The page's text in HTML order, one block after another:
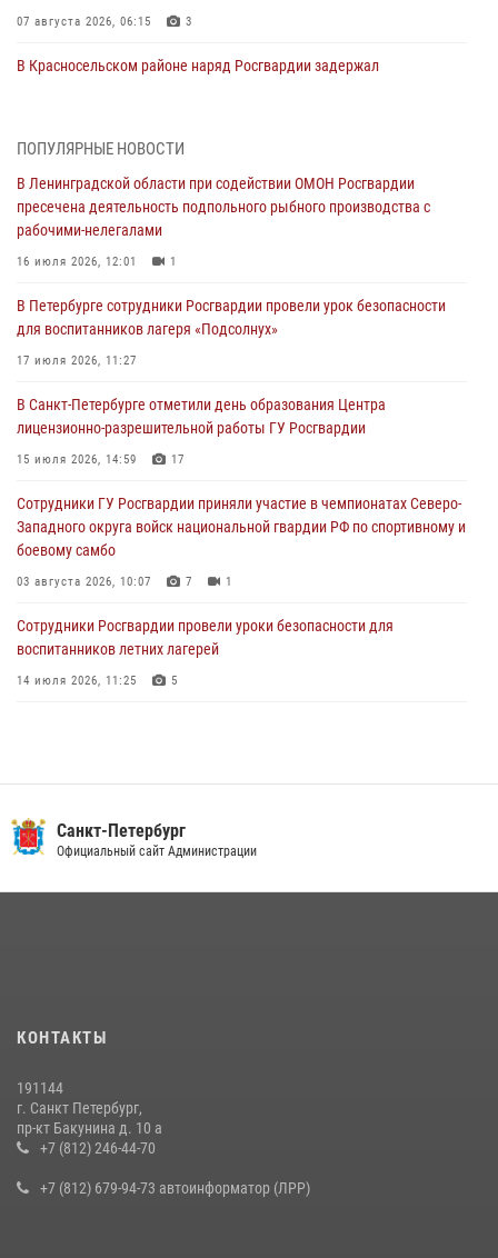
07 августа 2026, 06:15 3
В Красносельском районе наряд Росгвардии задержал
06 августа 2026, 13:39 1
В Центральном районе росгвардейцы оперативно задержали
хулигана, стрелявшего из пускового устройства рядом с жилыми
домами
06 августа 2026, 11:36
Сотрудники и военнослужащие Росгвардии обеспечили
правопорядок при проведении матча "Зенит" - "Балтика"
06 августа 2026, 07:30
В Выборгском районе наряд Росгвардии обнаружил
разыскиваемый преступный автотранспорт
05 августа 2026, 12:25 2
Петербургские росгвардейцы обнаружили объявленный в розыск
автомобиль, ранее использовавшийся при совершении кражи в
Ленобласти
04 августа 2026, 14:05
ПОПУЛЯРНЫЕ НОВОСТИ
В Ленинградской области при содействии ОМОН Росгвардии
пресечена деятельность подпольного рыбного производства с
рабочими-нелегалами
16 июля 2026, 12:01 1
В Петербурге сотрудники Росгвардии провели урок безопасности
для воспитанников лагеря «Подсолнух»
17 июля 2026, 11:27
В Санкт-Петербурге отметили день образования Центра
лицензионно-разрешительной работы ГУ Росгвардии
15 июля 2026, 14:59 17
Сотрудники ГУ Росгвардии приняли участие в чемпионатах Северо-
Западного округа войск национальной гвардии РФ по спортивному и
боевому самбо
03 августа 2026, 10:07 7 1
Сотрудники Росгвардии провели уроки безопасности для
воспитанников летних лагерей
14 июля 2026, 11:25 5
В Красногвардейском районе росгвардейцы задержали хулигана,
угрожавшего мужчине пневматическим пистолетом
на III Международном петербургском цифровом форуме
В Ленобласти сотрудники Росгвардии провели встречу с
воспитанниками детского клуба «Умные каникулы»
Санкт-Петербург
Официальный сайт Администрации
КОНТАКТЫ
191144
г. Санкт Петербург,
пр-кт Бакунина д. 10 а
+7 (812) 246-44-70
+7 (812) 679-94-73 автоинформатор (ЛРР)